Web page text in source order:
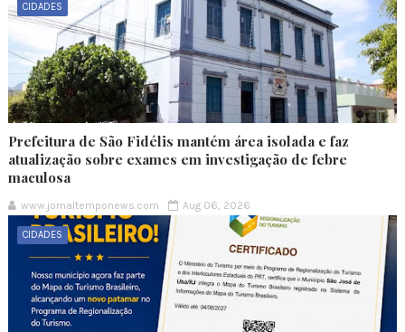
CIDADES
Prefeitura de São Fidélis mantém área isolada e faz
atualização sobre exames em investigação de febre
maculosa
www.jornaltemponews.com Aug 06, 2026
CIDADES